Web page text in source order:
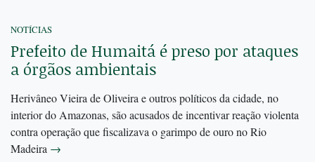
NOTÍCIAS
Prefeito de Humaitá é preso por ataques
a órgãos ambientais
Herivâneo Vieira de Oliveira e outros políticos da cidade, no
interior do Amazonas, são acusados de incentivar reação violenta
contra operação que fiscalizava o garimpo de ouro no Rio
Madeira →